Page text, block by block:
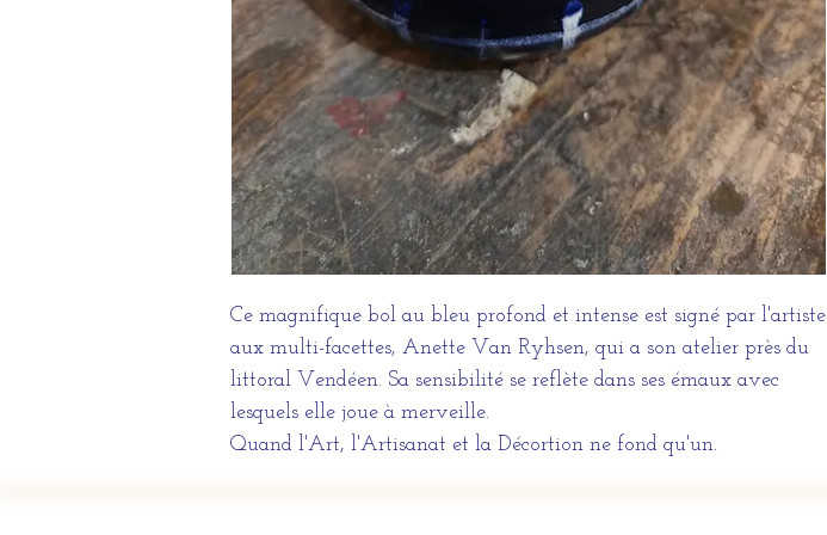
Ce magnifique bol au bleu profond et intense est signé par l'artiste
aux multi-facettes, Anette Van Ryhsen, qui a son atelier près du
littoral Vendéen. Sa sensibilité se reflète dans ses émaux avec
lesquels elle joue à merveille.
Quand l'Art, l'Artisanat et la Décortion ne fond qu'un.